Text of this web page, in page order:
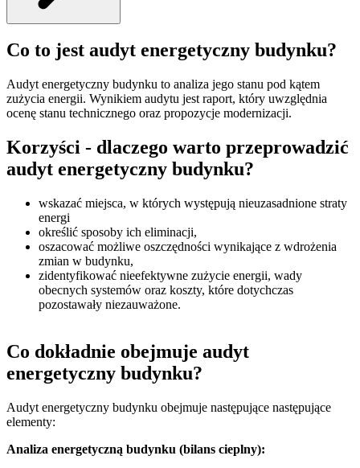
Co to jest audyt energetyczny budynku?
Audyt energetyczny budynku to analiza jego stanu pod kątem
zużycia energii. Wynikiem audytu jest raport, który uwzględnia
ocenę stanu technicznego oraz propozycje modernizacji.
Korzyści - dlaczego warto przeprowadzić
audyt energetyczny budynku?
wskazać miejsca, w których występują nieuzasadnione straty
energi
określić sposoby ich eliminacji,
oszacować możliwe oszczędności wynikające z wdrożenia
zmian w budynku,
zidentyfikować nieefektywne zużycie energii, wady
obecnych systemów oraz koszty, które dotychczas
pozostawały niezauważone.
Co dokładnie obejmuje audyt
energetyczny budynku?
Audyt energetyczny budynku obejmuje następujące następujące
elementy:
Analiza energetyczną budynku (bilans cieplny):